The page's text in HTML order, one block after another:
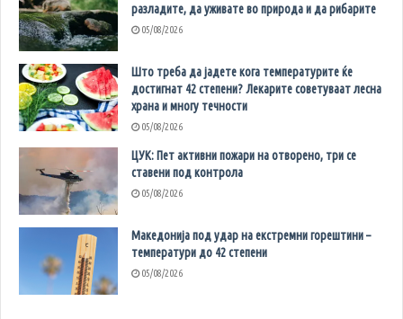
разладите, да уживате во природа и да рибарите
05/08/2026
Што треба да јадете кога температурите ќе
достигнат 42 степени? Лекарите советуваат лесна
храна и многу течности
05/08/2026
ЦУК: Пет активни пожари на отворено, три се
ставени под контрола
05/08/2026
Македонија под удар на екстремни горештини –
температури до 42 степени
05/08/2026